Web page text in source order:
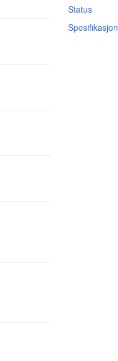
Status
Spesifikasjon